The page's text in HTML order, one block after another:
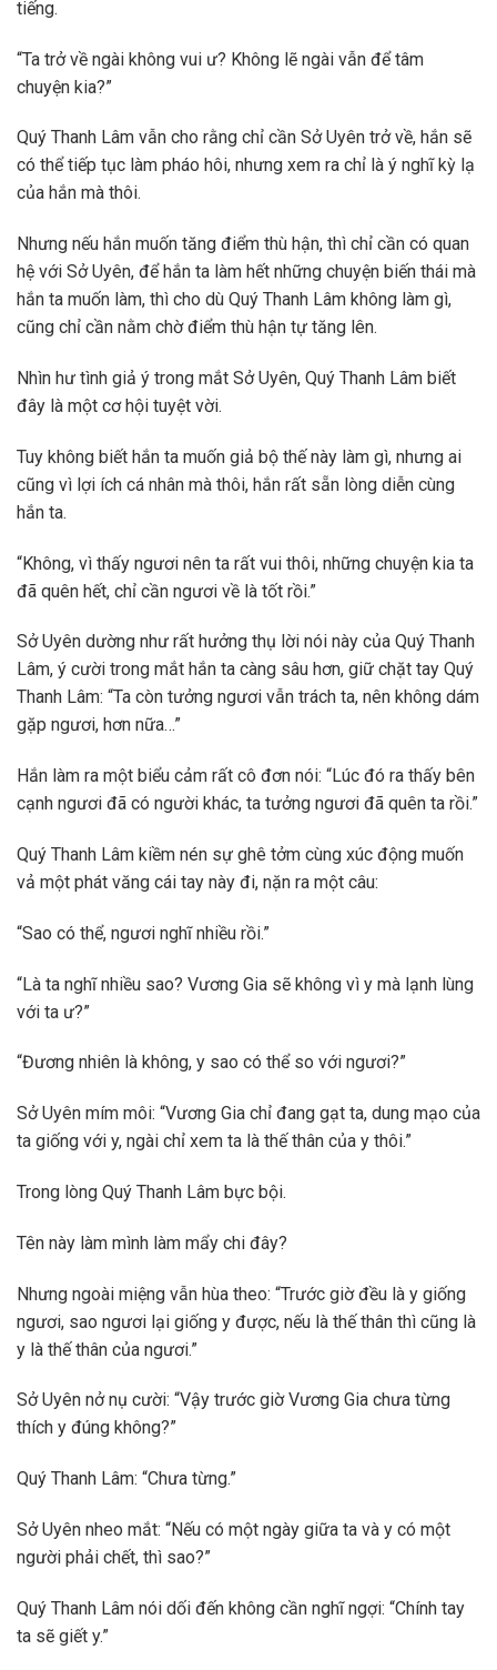
tiếng.
“Ta trở về ngài không vui ư? Không lẽ ngài vẫn để tâm
chuyện kia?”
Quý Thanh Lâm vẫn cho rằng chỉ cần Sở Uyên trở về, hắn sẽ
có thể tiếp tục làm pháo hôi, nhưng xem ra chỉ là ý nghĩ kỳ lạ
của hắn mà thôi.
Nhưng nếu hắn muốn tăng điểm thù hận, thì chỉ cần có quan
hệ với Sở Uyên, để hắn ta làm hết những chuyện biến thái mà
hắn ta muốn làm, thì cho dù Quý Thanh Lâm không làm gì,
cũng chỉ cần nằm chờ điểm thù hận tự tăng lên.
Nhìn hư tình giả ý trong mắt Sở Uyên, Quý Thanh Lâm biết
đây là một cơ hội tuyệt vời.
Tuy không biết hắn ta muốn giả bộ thế này làm gì, nhưng ai
cũng vì lợi ích cá nhân mà thôi, hắn rất sẵn lòng diễn cùng
hắn ta.
“Không, vì thấy ngươi nên ta rất vui thôi, những chuyện kia ta
đã quên hết, chỉ cần ngươi về là tốt rồi.”
Sở Uyên dường như rất hưởng thụ lời nói này của Quý Thanh
Lâm, ý cười trong mắt hắn ta càng sâu hơn, giữ chặt tay Quý
Thanh Lâm: “Ta còn tưởng ngươi vẫn trách ta, nên không dám
gặp ngươi, hơn nữa…”
Hắn làm ra một biểu cảm rất cô đơn nói: “Lúc đó ra thấy bên
cạnh ngươi đã có người khác, ta tưởng ngươi đã quên ta rồi.”
Quý Thanh Lâm kiềm nén sự ghê tởm cùng xúc động muốn
vả một phát văng cái tay này đi, nặn ra một câu:
“Sao có thể, ngươi nghĩ nhiều rồi.”
“Là ta nghĩ nhiều sao? Vương Gia sẽ không vì y mà lạnh lùng
với ta ư?”
“Đương nhiên là không, y sao có thể so với ngươi?”
Sở Uyên mím môi: “Vương Gia chỉ đang gạt ta, dung mạo của
ta giống với y, ngài chỉ xem ta là thế thân của y thôi.”
Trong lòng Quý Thanh Lâm bực bội.
Tên này làm mình làm mẩy chi đây?
Nhưng ngoài miệng vẫn hùa theo: “Trước giờ đều là y giống
ngươi, sao ngươi lại giống y được, nếu là thế thân thì cũng là
y là thế thân của ngươi.”
Sở Uyên nở nụ cười: “Vậy trước giờ Vương Gia chưa từng
thích y đúng không?”
Quý Thanh Lâm: “Chưa từng.”
Sở Uyên nheo mắt: “Nếu có một ngày giữa ta và y có một
người phải chết, thì sao?”
Quý Thanh Lâm nói dối đến không cần nghĩ ngợi: “Chính tay
ta sẽ giết y.”